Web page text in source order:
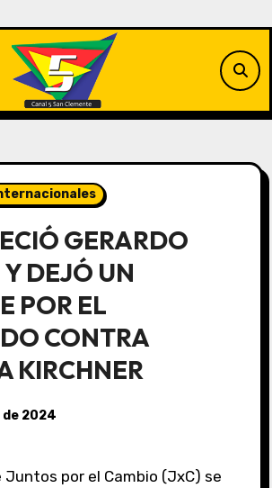
GERARDO
DEJÓ UN
POR EL
CONTRA
KIRCHNER
de 2024